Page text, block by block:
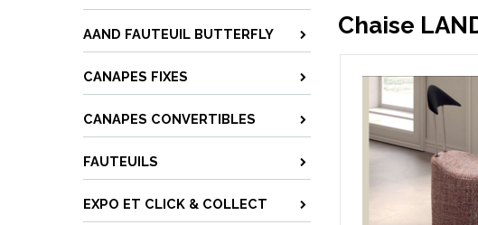
AAND FAUTEUIL BUTTERFLY
CANAPES FIXES
CANAPES CONVERTIBLES
FAUTEUILS
EXPO ET CLICK & COLLECT
Chaise